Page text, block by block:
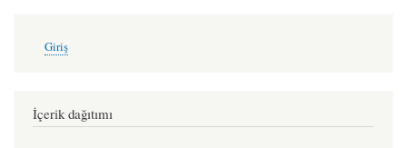
kemal
gündüzalp
account
Giriş
İçerik dağıtımı